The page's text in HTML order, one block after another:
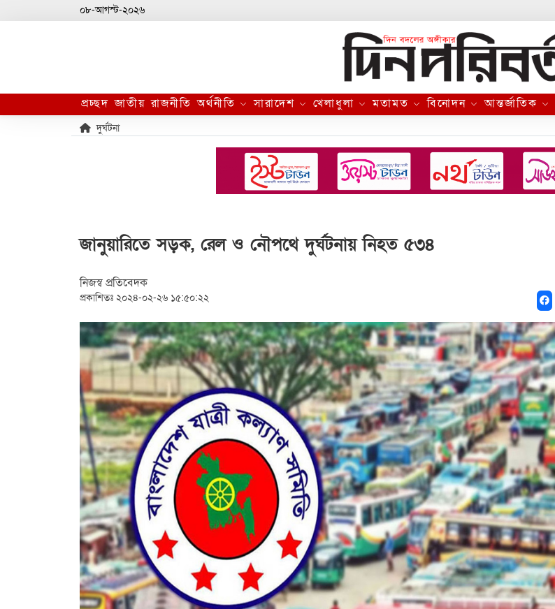
০৮-আগস্ট-২০২৬
প্রচ্ছদ জাতীয় রাজনীতি অর্থনীতি সারাদেশ খেলাধুলা মতামত বিনোদন আন্তর্জাতিক
দুর্ঘটনা
জানুয়ারিতে সড়ক, রেল ও নৌপথে দুর্ঘটনায় নিহত ৫৩৪
নিজস্ব প্রতিবেদক
প্রকাশিতঃ ২০২৪-০২-২৬ ১৫:৫০:২২